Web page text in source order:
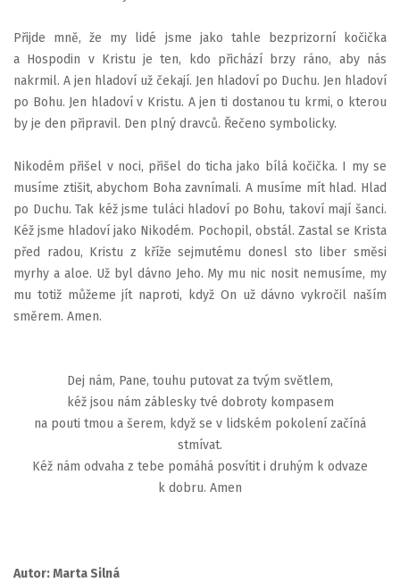
Přijde mně, že my lidé jsme jako tahle bezprizorní kočička
a Hospodin v Kristu je ten, kdo přichází brzy ráno, aby nás
nakrmil. A jen hladoví už čekají. Jen hladoví po Duchu. Jen hladoví
po Bohu. Jen hladoví v Kristu. A jen ti dostanou tu krmi, o kterou
by je den připravil. Den plný dravců. Řečeno symbolicky.
Nikodém přišel v noci, přišel do ticha jako bílá kočička. I my se
musíme ztišit, abychom Boha zavnímali. A musíme mít hlad. Hlad
po Duchu. Tak kéž jsme tuláci hladoví po Bohu, takoví mají šanci.
Kéž jsme hladoví jako Nikodém. Pochopil, obstál. Zastal se Krista
před radou, Kristu z kříže sejmutému donesl sto liber směsi
myrhy a aloe. Už byl dávno Jeho. My mu nic nosit nemusíme, my
mu totiž můžeme jít naproti, když On už dávno vykročil naším
směrem. Amen.
Dej nám, Pane, touhu putovat za tvým světlem,
kéž jsou nám záblesky tvé dobroty kompasem
na pouti tmou a šerem, když se v lidském pokolení začíná
stmívat.
Kéž nám odvaha z tebe pomáhá posvítit i druhým k odvaze
k dobru. Amen
Autor: Marta Silná